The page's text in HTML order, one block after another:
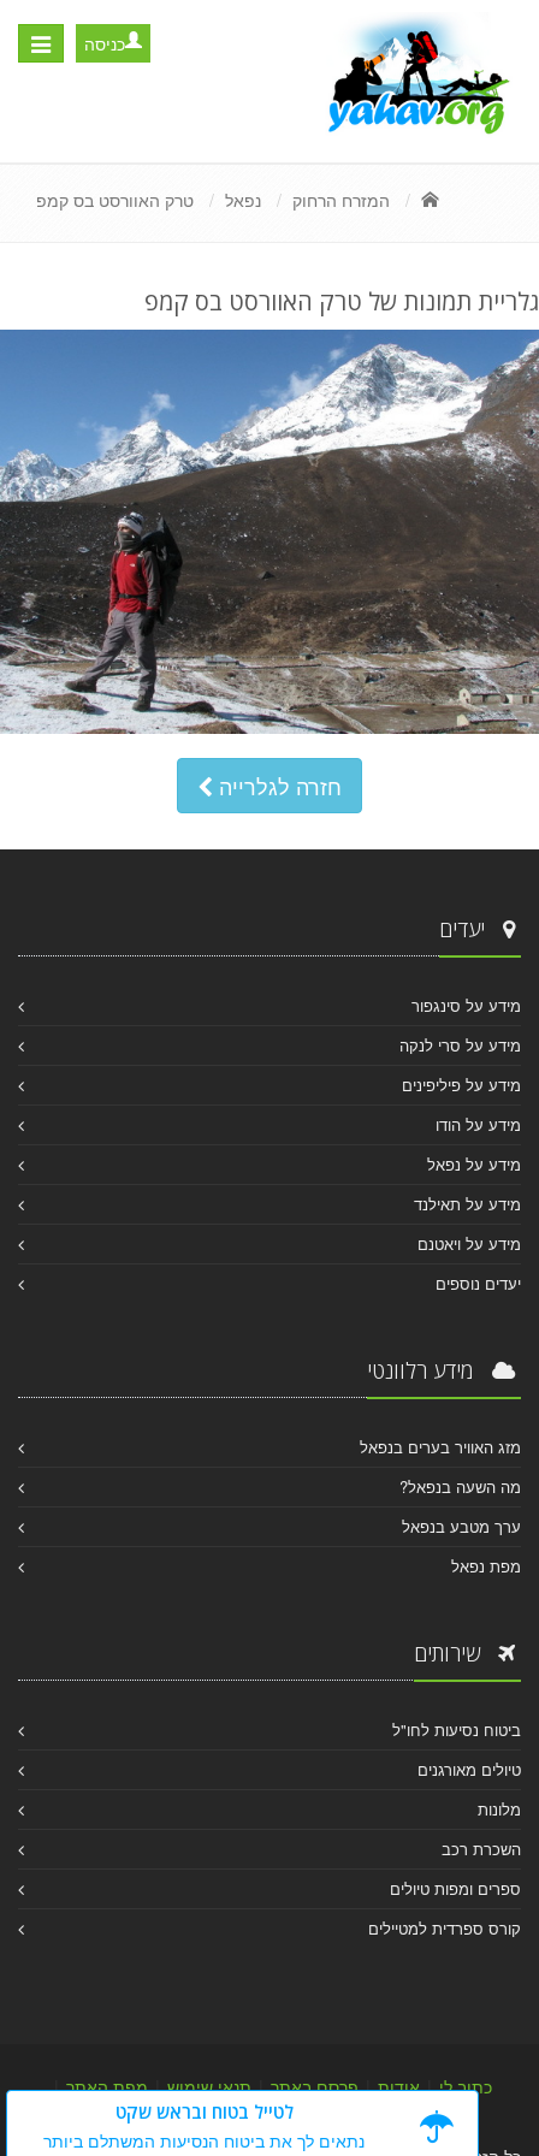
Toggle
כניסה
המזרח הרחוק נפאל טרק האוורסט בס קמפ
גלריית תמונות של טרק האוורסט בס קמפ
חזרה לגלרייה
יעדים
מידע על סינגפור
מידע על סרי לנקה
מידע על פיליפינים
מידע על הודו
מידע על נפאל
מידע על תאילנד
מידע על ויאטנם
יעדים נוספים
מידע רלוונטי
מזג האוויר בערים בנפאל
מה השעה בנפאל?
ערך מטבע בנפאל
מפת נפאל
שירותים
ביטוח נסיעות לחו"ל
טיולים מאורגנים
מלונות
השכרת רכב
ספרים ומפות טיולים
קורס ספרדית למטיילים
כתוב לי|אודות|פרסם באתר|תנאי שימוש|מפת האתר|
מפת אלבום|מפת מאמרי מידע
לטייל בטוח ובראש שקט
נתאים לך את ביטוח הנסיעות המשתלם ביותר